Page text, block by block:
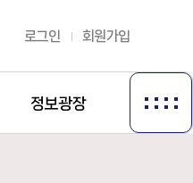
로그인 회원가입
정보광장